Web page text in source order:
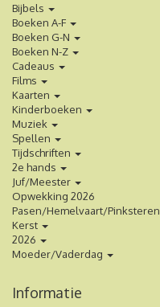
Bijbels
Boeken A-F
Boeken G-N
Boeken N-Z
Cadeaus
Films
Kaarten
Kinderboeken
Muziek
Spellen
Tijdschriften
2e hands
Juf/Meester
Opwekking 2026
Pasen/Hemelvaart/Pinksteren
Kerst
2026
Moeder/Vaderdag
Informatie